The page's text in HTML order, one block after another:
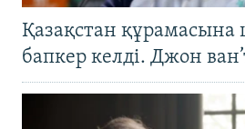
Қазақстан құрамасына
бапкер келді. Джон